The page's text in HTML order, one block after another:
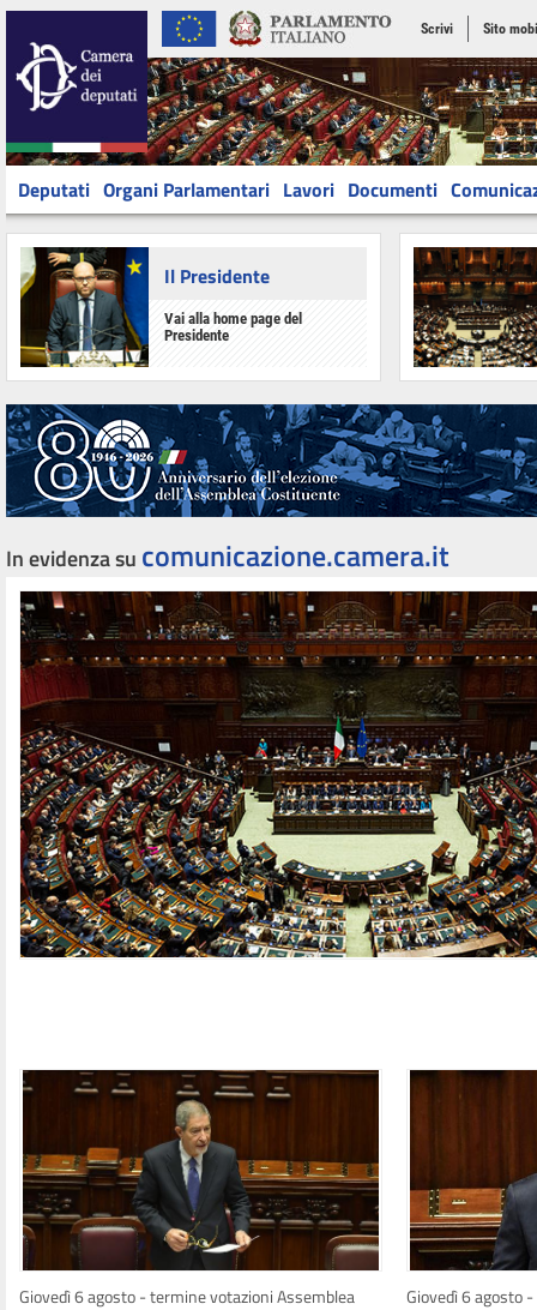
Scrivi Sito
Deputati Organi Parlamentari Lavori Documenti
Il Presidente
Vai alla home page del
Presidente
In evidenza su comunicazione.camera.it
Giovedì 6 agosto - termine votazioni Assemblea Giovedì 6 agosto